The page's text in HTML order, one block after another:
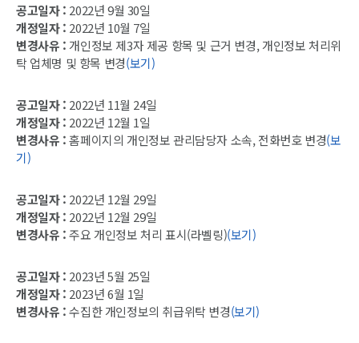
공고일자 : 2022년 9월 30일
개정일자 : 2022년 10월 7일
변경사유 : 개인정보 제3자 제공 항목 및 근거 변경, 개인정보 처리위
탁 업체명 및 항목 변경(보기)
공고일자 : 2022년 11월 24일
개정일자 : 2022년 12월 1일
변경사유 :홈페이지의 개인정보 관리담당자 소속, 전화번호 변경(보
기)
공고일자 : 2022년 12월 29일
개정일자 : 2022년 12월 29일
변경사유 :주요 개인정보 처리 표시(라벨링)(보기)
공고일자 : 2023년 5월 25일
개정일자 : 2023년 6월 1일
변경사유 :수집한 개인정보의 취급위탁 변경(보기)